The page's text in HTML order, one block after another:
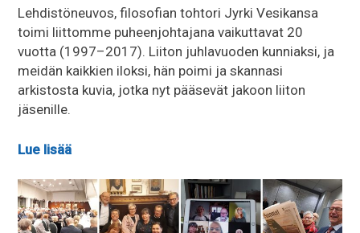
Lehdistöneuvos, filosofian tohtori Jyrki Vesikansa
toimi liittomme puheenjohtajana vaikuttavat 20
vuotta (1997–2017). Liiton juhlavuoden kunniaksi, ja
meidän kaikkien iloksi, hän poimi ja skannasi
arkistosta kuvia, jotka nyt pääsevät jakoon liiton
jäsenille.
Lue lisää